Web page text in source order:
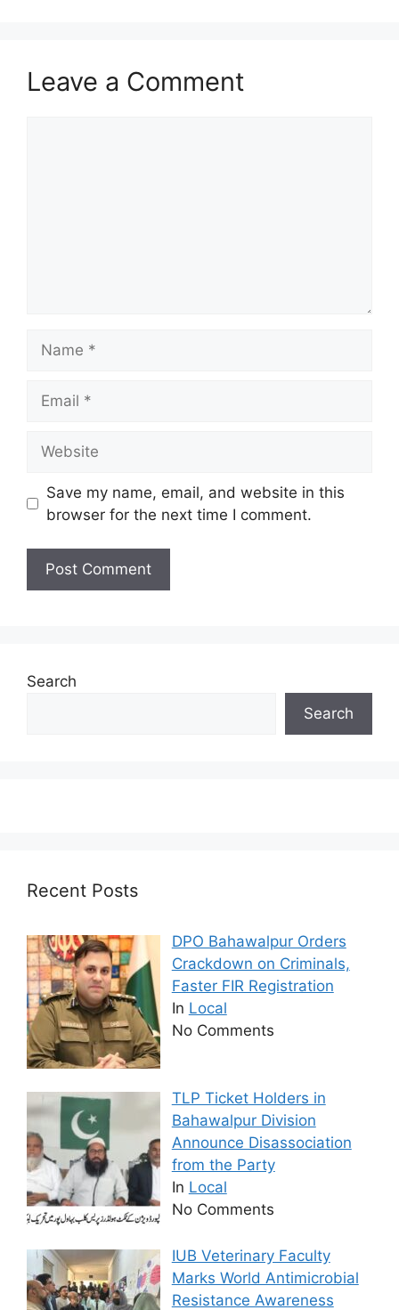
Leave a Comment
Save my name, email, and website in this
browser for the next time I comment.
Search
Search
Recent Posts
DPO Bahawalpur Orders
Crackdown on Criminals,
Faster FIR Registration
In Local
No Comments
TLP Ticket Holders in
Bahawalpur Division
Announce Disassociation
from the Party
In Local
No Comments
IUB Veterinary Faculty
Marks World Antimicrobial
Resistance Awareness